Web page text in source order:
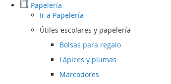
Papelería
Ir a Papelería
Útiles escolares y papelería
Bolsas para regalo
Lápices y plumas
Marcadores